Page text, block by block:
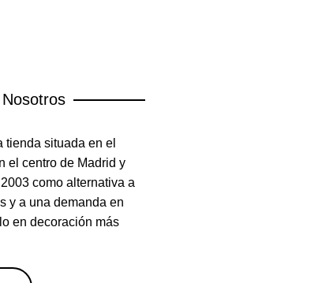
situada en el
el centro de Madrid y
como alternativa a
y a una demanda en
en decoración más